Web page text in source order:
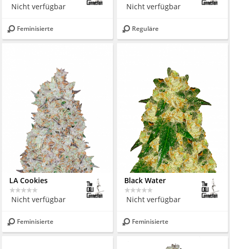
Nicht verfügbar
Feminisierte
Nicht verfügbar
Reguläre
LA Cookies
Nicht verfügbar
Feminisierte
Black Water
Nicht verfügbar
Feminisierte